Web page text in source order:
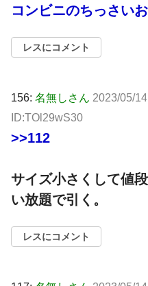
コンビニのちっさい
レスにコメント
156: 名無しさん 2023/05/
ID:TOl29wS30
>>112
サイズ小さくして値
い放題で引く。
レスにコメント